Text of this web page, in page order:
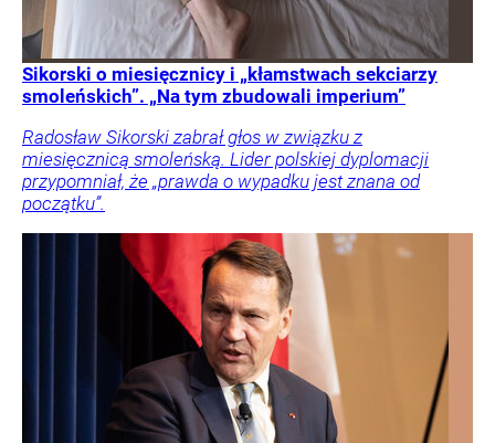
Sikorski o miesięcznicy i „kłamstwach sekciarzy
smoleńskich”. „Na tym zbudowali imperium”
Radosław Sikorski zabrał głos w związku z
miesięcznicą smoleńską. Lider polskiej dyplomacji
przypomniał, że „prawda o wypadku jest znana od
początku”.